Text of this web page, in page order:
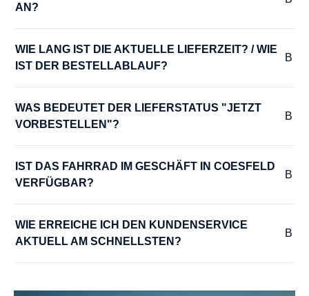
AN?
WIE LANG IST DIE AKTUELLE LIEFERZEIT? / WIE
IST DER BESTELLABLAUF?
WAS BEDEUTET DER LIEFERSTATUS "JETZT
VORBESTELLEN"?
IST DAS FAHRRAD IM GESCHÄFT IN COESFELD
VERFÜGBAR?
WIE ERREICHE ICH DEN KUNDENSERVICE
AKTUELL AM SCHNELLSTEN?